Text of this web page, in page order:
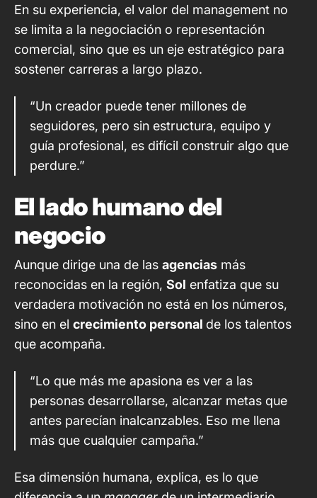
En su experiencia, el valor del management no
se limita a la negociación o representación
comercial, sino que es un eje estratégico para
sostener carreras a largo plazo.
“Un creador puede tener millones de
seguidores, pero sin estructura, equipo y
guía profesional, es difícil construir algo que
perdure.”
El lado humano del
negocio
Aunque dirige una de las agencias más
reconocidas en la región, Sol enfatiza que su
verdadera motivación no está en los números,
sino en el crecimiento personal de los talentos
que acompaña.
“Lo que más me apasiona es ver a las
personas desarrollarse, alcanzar metas que
antes parecían inalcanzables. Eso me llena
más que cualquier campaña.”
Esa dimensión humana, explica, es lo que